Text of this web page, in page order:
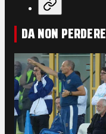
DA NON PERDERE